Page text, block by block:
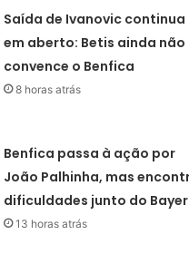
Saída de Ivanovic continua
em aberto: Betis ainda não
convence o Benfica
8 horas atrás
Benfica passa à ação por
João Palhinha, mas
dificuldades junto do
13 horas atrás